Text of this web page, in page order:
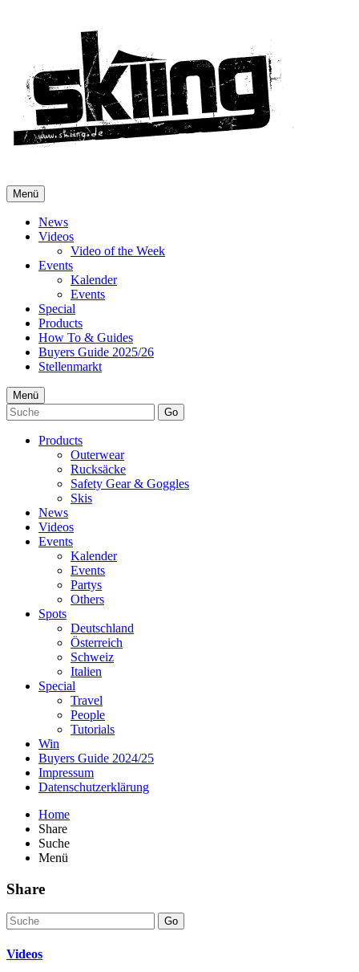
Menü
News
Videos
Video of the Week
Events
Kalender
Events
Special
Products
How To & Guides
Buyers Guide 2025/26
Stellenmarkt
Menü
Go
Products
Outerwear
Rucksäcke
Safety Gear & Goggles
Skis
News
Videos
Events
Kalender
Events
Partys
Others
Spots
Deutschland
Österreich
Schweiz
Italien
Special
Travel
People
Tutorials
Win
Buyers Guide 2024/25
Impressum
Datenschutzerklärung
Home
Share
Suche
Menü
Share
Go
Videos